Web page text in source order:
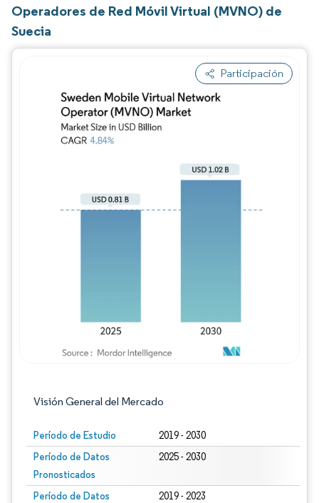
Operadores de Red Móvil Virtual (MVNO) de
Suecia
Participación
Visión General del Mercado
Período de Estudio 2019 - 2030
Período de Datos
Pronosticados
2025 - 2030
Período de Datos
2019 - 2023